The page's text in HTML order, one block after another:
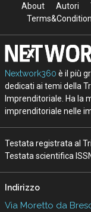
About Autori
Nextwork360 è il più
dedicati ai temi della
Imprenditoriale. Ha la
imprenditoriale nelle
Testata registrata al
Testata scientifica
Indirizzo
Via Moretto da